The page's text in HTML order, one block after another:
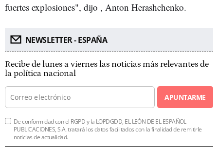
fuertes explosiones", dijo , Anton Herashchenko.
NEWSLETTER - ESPAÑA
Recibe de lunes a viernes las noticias más relevantes de
la política nacional
APUNTARME
De conformidad con el RGPD y la LOPDGDD, EL LEÓN DE EL ESPAÑOL
PUBLICACIONES, S.A. tratará los datos facilitados con la finalidad de remitirle
noticias de actualidad.